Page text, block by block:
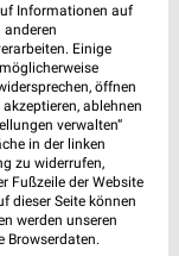
in
Informationen auf
anderen
Einige
öffnen
ablehnen
verwalten“
in der linken
zu widerrufen,
Fußzeile der Website
dieser Seite können
werden unseren
Browserdaten.